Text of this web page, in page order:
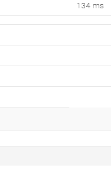
134 ms